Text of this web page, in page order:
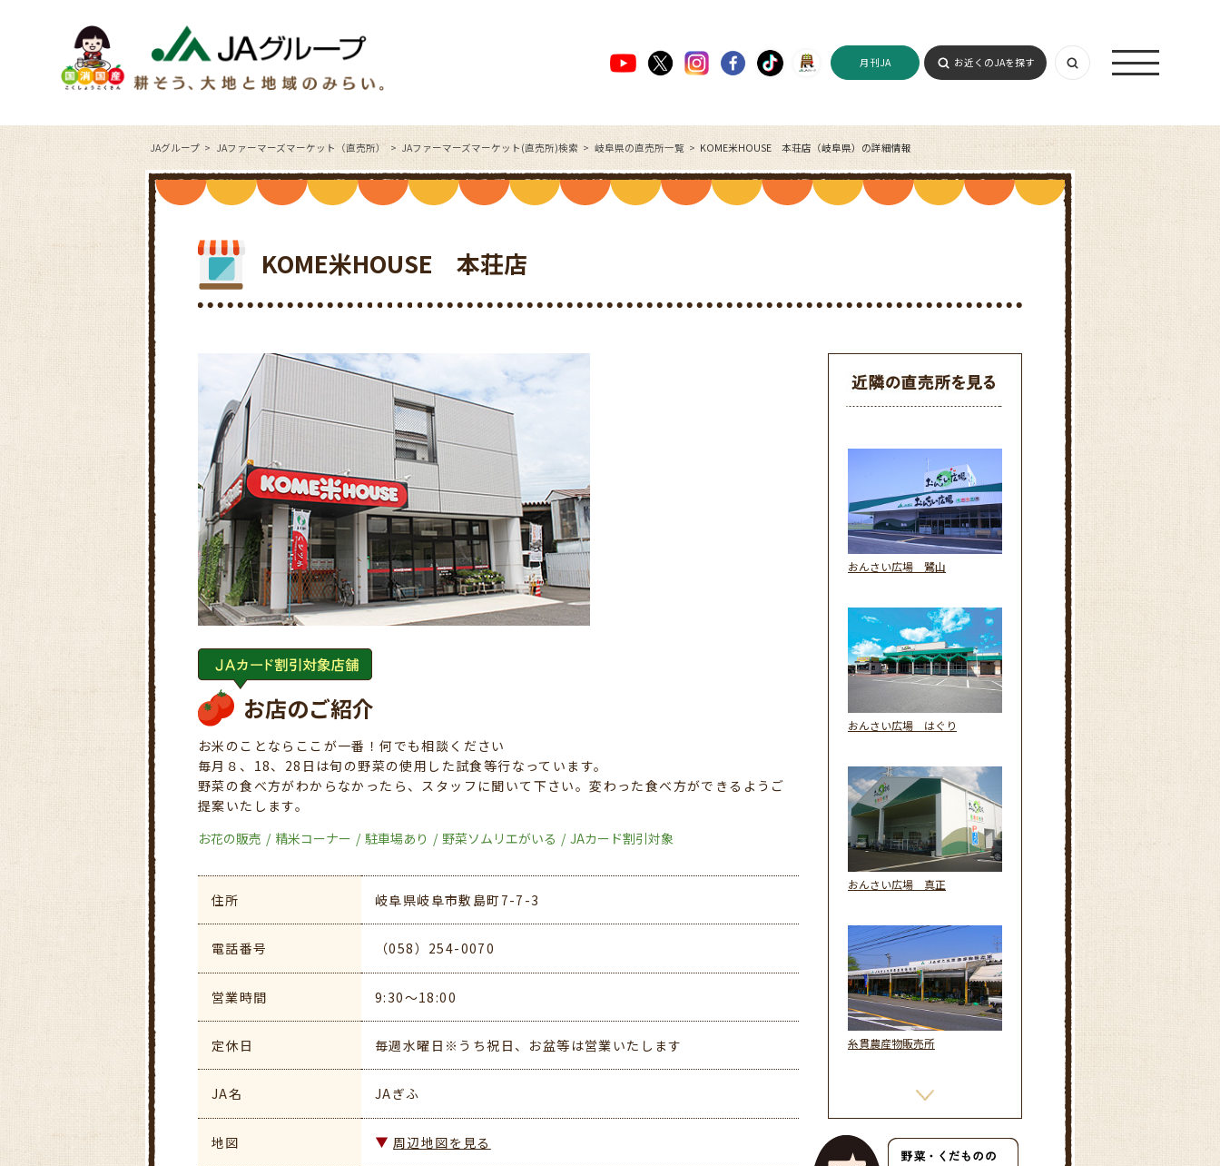
月刊JA お近くのJAを探す
JAグループ JAファーマーズマーケット（直売所） JAファーマーズマーケット(直売所)検索 岐阜県の直売所一覧 KOME米HOUSE 本荘店（岐阜県）の詳細情報
KOME米HOUSE 本荘店
お店のご紹介
お米のことならここが一番！何でも相談ください
毎月８、18、28日は旬の野菜の使用した試食等行なっています。
野菜の食べ方がわからなかったら、スタッフに聞いて下さい。変わった食べ方ができるようご
提案いたします。
お花の販売
精米コーナー 駐車場あり 野菜ソムリエがいる JAカード割引対象
住所 岐阜県岐阜市敷島町7-7-3
電話番号 （058）254-0070
営業時間 9:30～18:00
定休日 毎週水曜日※うち祝日、お盆等は営業いたします
JA名 JAぎふ
地図 周辺地図を見る
おんさい広場 鷺山
おんさい広場 はぐり
おんさい広場 真正
糸貫農産物販売所